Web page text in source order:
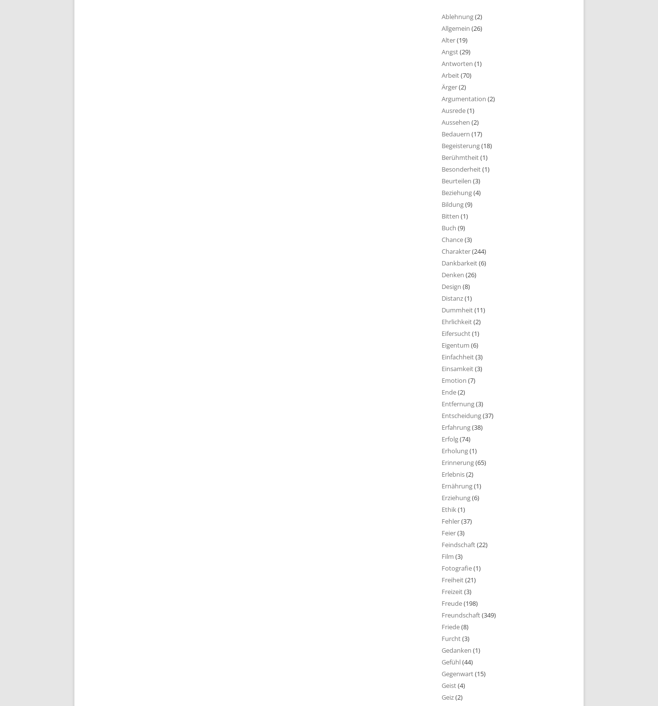
Ablehnung(2)
Allgemein (26)
Alter(19)
Angst(29)
Antworten (1)
Arbeit(70)
Ärger(2)
Argumentation (2)
Ausrede(1)
Aussehen (2)
Bedauern (17)
Begeisterung(18)
Berühmtheit(1)
Besonderheit(1)
Beurteilen (3)
Beziehung(4)
Bildung(9)
Bitten (1)
Buch (9)
Chance(3)
Charakter(244)
Dankbarkeit(6)
Denken (26)
Design (8)
Distanz(1)
Dummheit(11)
Ehrlichkeit(2)
Eifersucht(1)
Eigentum (6)
Einfachheit(3)
Einsamkeit(3)
Emotion (7)
Ende(2)
Entfernung(3)
Entscheidung(37)
Erfahrung(38)
Erfolg(74)
Erholung(1)
Erinnerung(65)
Erlebnis(2)
Ernährung(1)
Erziehung(6)
Ethik(1)
Fehler(37)
Feier(3)
Feindschaft(22)
Film (3)
Fotografie(1)
Freiheit(21)
Freizeit(3)
Freude(198)
Freundschaft(349)
Friede(8)
Furcht(3)
Gedanken (1)
Gefühl(44)
Gegenwart(15)
Geist(4)
Geiz(2)